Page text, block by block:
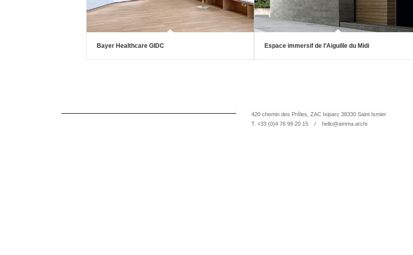
Bayer Healthcare GIDC Espace immersif de l’Aiguille du Midi
420 chemin des Prêles, ZAC Isiparc 38330 Saint Ismier
T. +33 (0)4 76 99 20 15 / hello@amma.archi